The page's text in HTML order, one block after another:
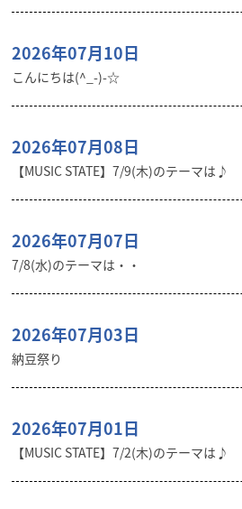
2026年07月10日
こんにちは(^_-)-☆
2026年07月08日
【MUSIC STATE】7/9(木)のテーマは♪
2026年07月07日
7/8(水)のテーマは・・
2026年07月03日
納豆祭り
2026年07月01日
【MUSIC STATE】7/2(木)のテーマは♪